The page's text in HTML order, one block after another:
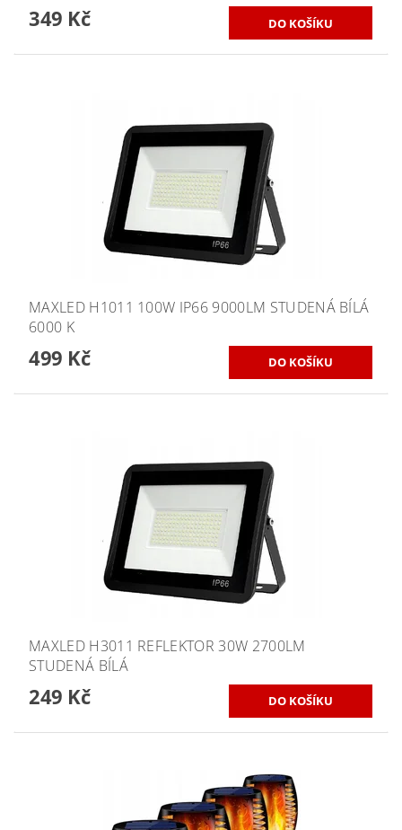
349 Kč
MAXLED H1011 100W IP66 9000LM STUDENÁ BÍLÁ
6000 K
499 Kč
MAXLED H3011 REFLEKTOR 30W 2700LM
STUDENÁ BÍLÁ
249 Kč